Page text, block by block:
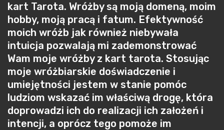
kart Tarota. Wróżby są moją domeną, moim
hobby, moją pracą i fatum. Efektywność
moich wróżb jak również niebywała
intuicja pozwalają mi zademonstrować
Wam moje wróżby z kart tarota. Stosując
moje wróżbiarskie doświadczenie i
umiejętności jestem w stanie pomóc
ludziom wskazać im właściwą drogę, która
doprowadzi ich do realizacji ich założeń i
intencji, a oprócz tego pomoże im